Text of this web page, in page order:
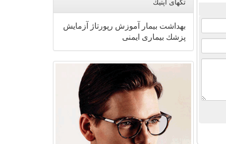
تگهای اپتیك
بهداشت بیمار آموزش رپورتاژ
آزمایش
پزشك بیماری ایمنی